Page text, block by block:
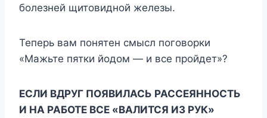
болезней щитовидной железы.
Теперь вам понятен смысл поговорки
«Мажьте пятки йодом — и все пройдет»?
ЕСЛИ ВДРУГ ПОЯВИЛАСЬ РАССЕЯННОСТЬ
И НА РАБОТЕ ВСЕ «ВАЛИТСЯ ИЗ РУК»